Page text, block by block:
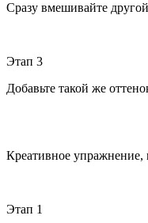
Сразу вмешивайте
Этап 3
Добавьте такой же
Креативное упражнение,
Этап 1